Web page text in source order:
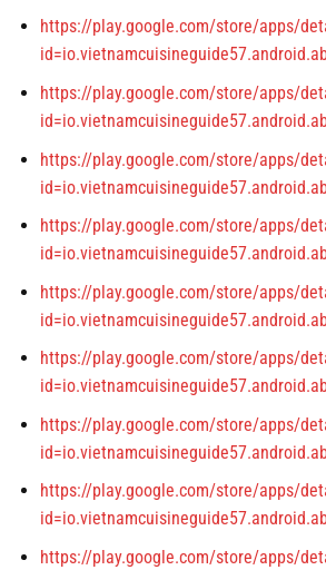
https://play.google.com/store/apps/
https://play.google.com/store/apps/
https://play.google.com/store/apps/
https://play.google.com/store/apps/
https://play.google.com/store/apps/
https://play.google.com/store/apps/
https://play.google.com/store/apps/
https://play.google.com/store/apps/
https://play.google.com/store/apps/